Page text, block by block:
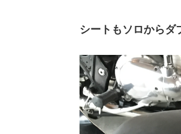
シートもソロからダ